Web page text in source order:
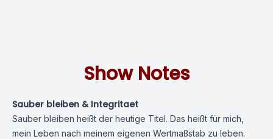
Show Notes
Sauber bleiben & Integritaet
Sauber bleiben heißt der heutige Titel. Das heißt für mich,
mein Leben nach meinem eigenen Wertmaßstab zu leben.